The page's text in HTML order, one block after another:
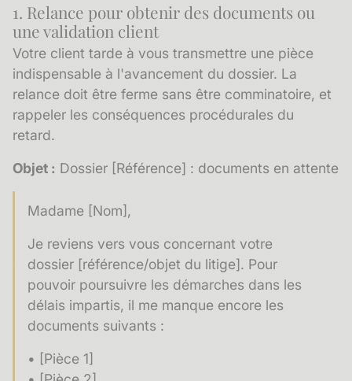
1. Relance pour obtenir des documents ou
une validation client
Votre client tarde à vous transmettre une pièce
indispensable à l'avancement du dossier. La
relance doit être ferme sans être comminatoire, et
rappeler les conséquences procédurales du
retard.
Objet : Dossier [Référence] : documents en attente
Madame [Nom],
Je reviens vers vous concernant votre
dossier [référence/objet du litige]. Pour
pouvoir poursuivre les démarches dans les
délais impartis, il me manque encore les
documents suivants :
• [Pièce 1]